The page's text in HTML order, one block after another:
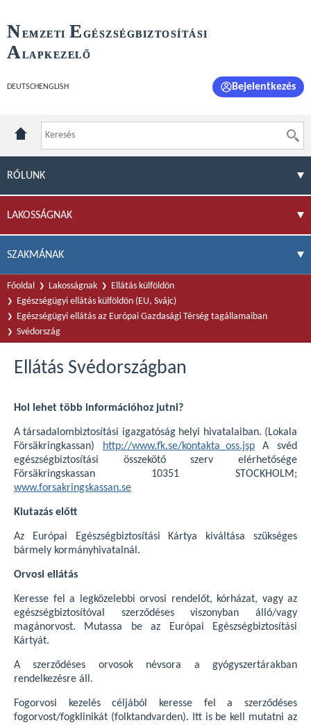
NEMZETI E GÉSZSÉGBIZTOSÍTÁSI
ALAPKEZELŐ
DEUTSCH ENGLISH Bejelentkezés
RÓLUNK
LAKOSSÁGNAK
SZAKMÁNAK
Főoldal Lakosságnak
Ellátás külföldön
Egészségügyi ellátás külföldön (EU, Svájc)
Egészségügyi ellátás az Európai Gazdasági Térség tagállamaiban
Svédország
Ellátás Svédországban
Hol lehet több információhoz jutni?
A társadalombiztosítási igazgatóság helyi hivatalaiban. (Lokala
Försäkringkassan)
http://www.fk.se/kontakta_oss.jspA svéd
egészségbiztosítási összekötő szerv elérhetősége
Försäkringskassan 10351 STOCKHOLM;
www.forsakringskassan.se
Kiutazás előtt
Az Európai Egészségbiztosítási Kártya kiváltása szükséges
bármely kormányhivatalnál.
Orvosi ellátás
Keresse fel a legközelebbi orvosi rendelőt, kórházat, vagy az
egészségbiztosítóval szerződéses viszonyban álló/vagy
magánorvost. Mutassa be az Európai Egészségbiztosítási
Kártyát.
A szerződéses orvosok névsora a gyógyszertárakban
rendelkezésre áll.
Fogorvosi kezelés céljából keresse fel a szerződéses
fogorvost/fogklinikát (folktandvarden). Itt is be kell mutatni az